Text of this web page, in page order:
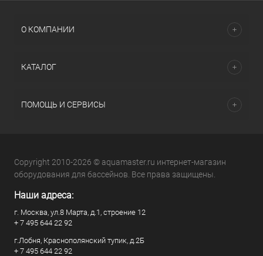
О КОМПАНИИ
КАТАЛОГ
ПОМОЩЬ И СЕРВИСЫ
Copyright 2010-2026 © aquamaster.ru интернет-магазин
оборудования для бассейнов. Все права защищены.
Наши адреса:
г. Москва, ул.8 Марта, д.1, строение 12
+ 7 495 644 22 92
г.Лобня, Краснополянский тупик, д.2Б
+ 7 495 644 22 92